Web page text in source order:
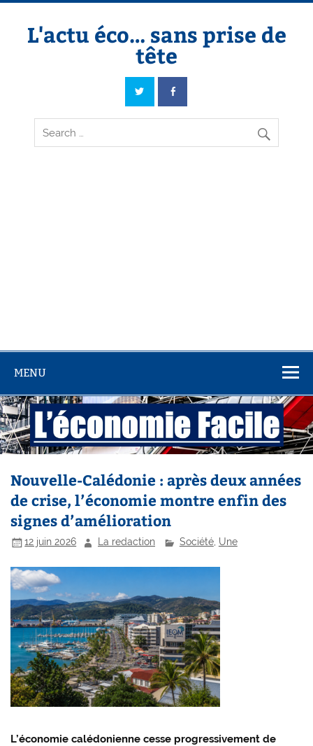
Skip
contentL'actu éco… sans prise de
tête
L'actu éco… sans prise de tête
MENU
Nouvelle-Calédonie : après deux années
de crise, l’économie montre enfin des
signes d’amélioration
12 juin 2026 La redaction Société, Une
L’économie calédonienne cesse progressivement de